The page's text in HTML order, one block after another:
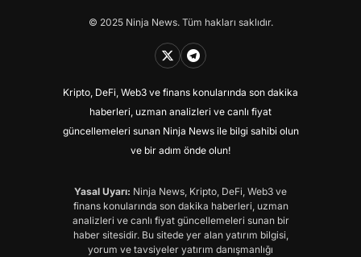
© 2025 Ninja News. Tüm hakları saklıdır.
Kripto, DeFi, Web3 ve finans konularında son dakika
haberleri, uzman analizleri ve canlı fiyat
güncellemeleri sunan Ninja News ile bilgi sahibi olun
ve bir adım önde olun!
Yasal Uyarı: Ninja News, Kripto, DeFi, Web3 ve
finans konularında son dakika haberleri, uzman
analizleri ve canlı fiyat güncellemeleri sunan bir
haber sitesidir. Bu sitede yer alan yatırım bilgisi,
yorum ve tavsiyeler yatırım danışmanlığı